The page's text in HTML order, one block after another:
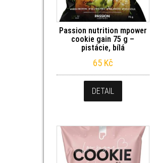
Passion nutrition mpower
cookie gain 75 g –
pistácie, bílá
65 Kč
DETAIL